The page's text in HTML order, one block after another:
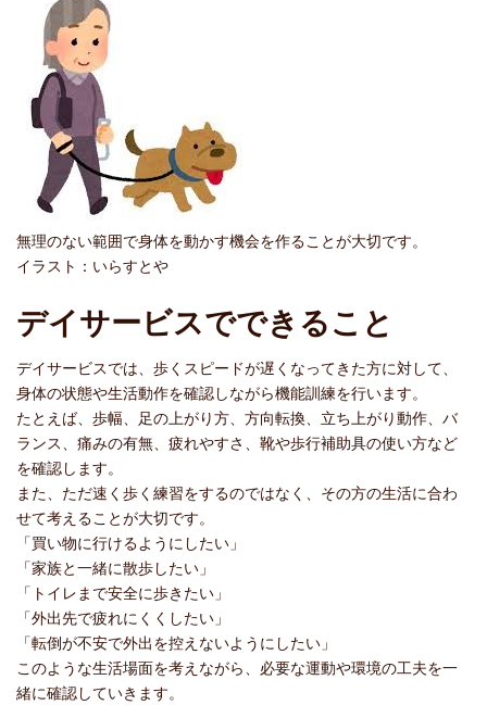
無理のない範囲で身体を動かす機会を作ることが大切です。
イラスト：いらすとや
デイサービスでできること
デイサービスでは、歩くスピードが遅くなってきた方に対して、
身体の状態や生活動作を確認しながら機能訓練を行います。
たとえば、歩幅、足の上がり方、方向転換、立ち上がり動作、バ
ランス、痛みの有無、疲れやすさ、靴や歩行補助具の使い方など
を確認します。
また、ただ速く歩く練習をするのではなく、その方の生活に合わ
せて考えることが大切です。
「買い物に行けるようにしたい」
「家族と一緒に散歩したい」
「トイレまで安全に歩きたい」
「外出先で疲れにくくしたい」
「転倒が不安で外出を控えないようにしたい」
このような生活場面を考えながら、必要な運動や環境の工夫を一
緒に確認していきます。